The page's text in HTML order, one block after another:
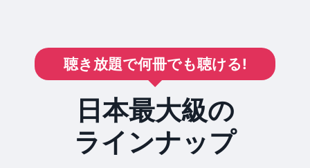
聴き放題で何冊でも聴ける!
日本最大級の
ラインナップ